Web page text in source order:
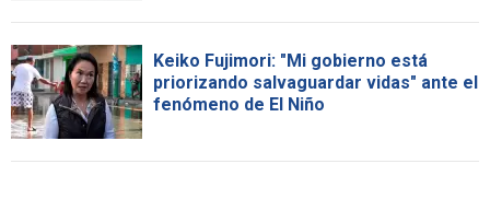
Keiko Fujimori: "Mi gobierno está
priorizando salvaguardar vidas" ante el
fenómeno de El Niño